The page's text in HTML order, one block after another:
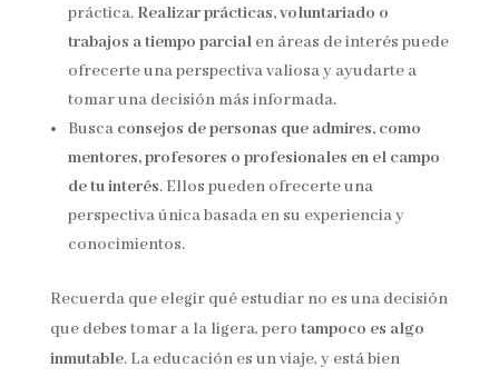
práctica. Realizar prácticas, voluntariado o
trabajos a tiempo parcialen áreas de interés puede
ofrecerte una perspectiva valiosa y ayudarte a
tomar una decisión más informada.
Busca consejos de personas que admires, como
mentores, profesores o profesionales en el campo
de tu interés. Ellos pueden ofrecerte una
perspectiva única basada en su experiencia y
conocimientos.
Recuerda que elegir qué estudiar no es una decisión
que debes tomar a la ligera, pero tampoco es algo
inmutable. La educación es un viaje, y está bien